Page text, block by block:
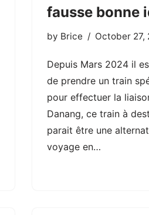
fausse bonne
by Brice October 27,
Depuis Mars 2024 il
de prendre un train
pour effectuer la
Danang, ce train à
parait être une
voyage en…